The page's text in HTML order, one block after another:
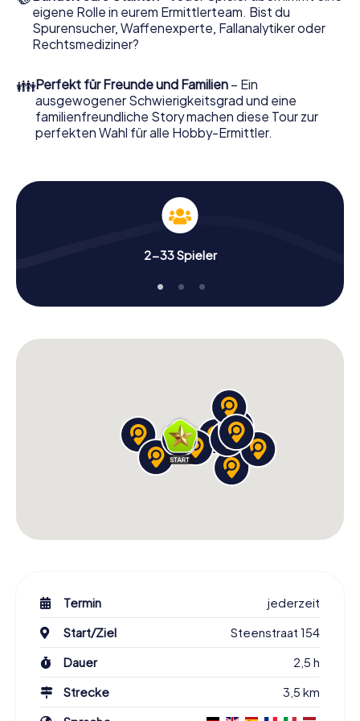
Nun fehlt Ihnen nur noch eine Kleinigkeit, um mit Ihren
Ermittlungen in Boxmeer zu starten: Ihr Ticketcode!
Postfach. Jetzt starten Sie Ihren Online-Browser, geben
Ihren Code ein – und sind startklar!
Worauf warten Sie noch? Boxmeer zählt auf Sie!
eigene Rolle in eurem Ermittlerteam. Bist du
Spurensucher, Waffenexperte, Fallanalytiker oder
Rechtsmediziner?
👪Perfekt für Freunde und Familien – Ein
ausgewogener Schwierigkeitsgrad und eine
familienfreundliche Story machen diese Tour zur
perfekten Wahl für alle Hobby-Ermittler.
2-33 Spieler
Termin
jederzeit
Start/Ziel
Steenstraat 154
Dauer
2,5 h
Strecke
3,5 km